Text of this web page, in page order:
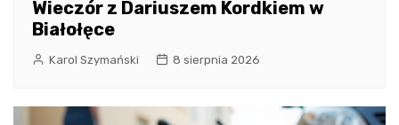
Wieczór z Dariuszem Kordkiem w
Białołęce
Karol Szymański 8 sierpnia 2026